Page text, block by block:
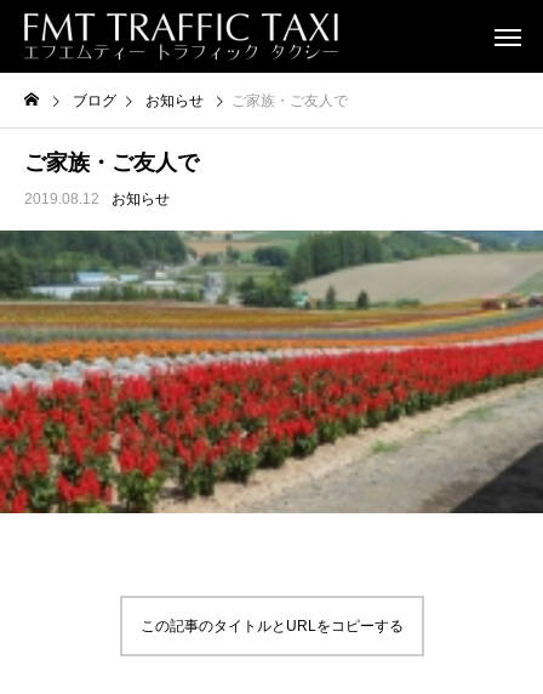
ブログ お知らせ ご家族・ご友人で
ご家族・ご友人で
2019.08.12 お知らせ
この記事のタイトルとURLをコピーする